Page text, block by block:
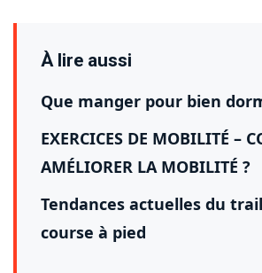
À lire aussi
Que manger pour bien
EXERCICES DE MOBILITÉ –
AMÉLIORER LA MOBILITÉ ?
Tendances actuelles du
course à pied